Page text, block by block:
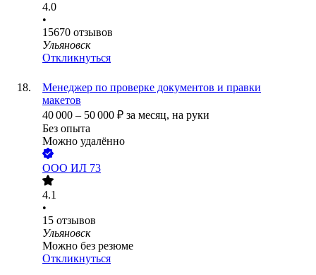
4.0
•
15670 отзывов
Ульяновск
Откликнуться
Менеджер по проверке документов и правки
макетов
40 000 – 50 000 ₽ за месяц, на руки
Без опыта
Можно удалённо
ООО ИЛ 73
4.1
•
15 отзывов
Ульяновск
Можно без резюме
Откликнуться